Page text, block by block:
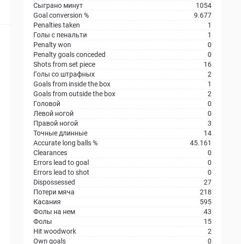
Сыграно минут
1054
Goal conversion %
9.677
Penalties taken
1
Голы с пенальти
1
Penalty won
0
Penalty goals conceded
0
Shots from set piece
16
Голы со штрафных
2
Goals from inside the box
1
Goals from outside the box
2
Головой
0
Левой ногой
0
Правой ногой
3
Точные длинные
14
Accurate long balls %
45.161
Clearances
0
Errors lead to goal
0
Errors lead to shot
0
Dispossessed
27
Потери мяча
218
Касания
595
Фолы на нем
43
Фолы
15
Hit woodwork
2
Own goals
0